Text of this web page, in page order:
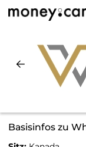
Basisinfos zu